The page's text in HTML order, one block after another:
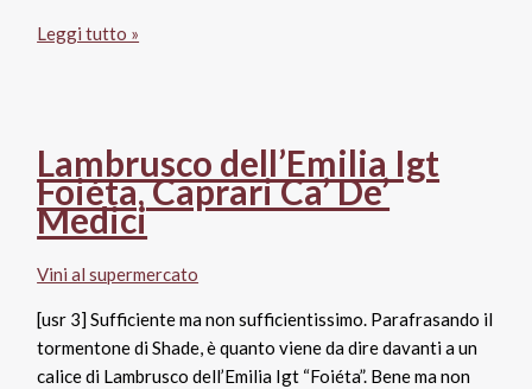
Lambrusco
“Terra
Calda”,
Ca’
De’
Leggi tutto »
Lambrusco dell’Emilia Igt
Foiéta, Caprari Ca’ De’
Medici
Vini al supermercato
[usr 3] Sufficiente ma non sufficientissimo. Parafrasando il
tormentone di Shade, è quanto viene da dire davanti a un
calice di Lambrusco dell’Emilia Igt “Foiéta”. Bene ma non